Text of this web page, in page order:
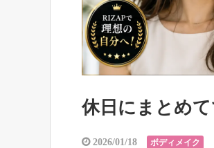
休日にまとめ
2026/01/18 ボディメイク